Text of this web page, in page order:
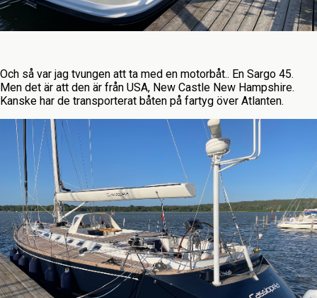
Och så var jag tvungen att ta med en motorbåt.. En Sargo 45.
Men det är att den är från USA, New Castle New Hampshire.
Kanske har de transporterat båten på fartyg över Atlanten.